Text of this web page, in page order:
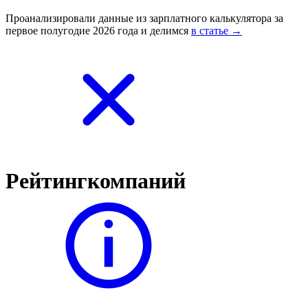
Проанализировали данные из зарплатного калькулятора за
первое полугодие 2026 года и делимся в статье →
Рейтингкомпаний